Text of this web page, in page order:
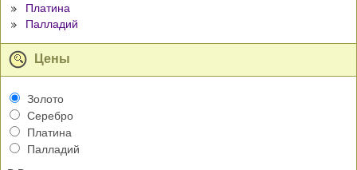
Платина
Палладий
Цены
Золото
Серебро
Платина
Палладий